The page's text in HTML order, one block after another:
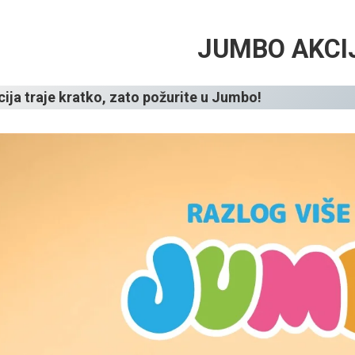
JUMBO
traje kratko, zato požurite u Jumbo!